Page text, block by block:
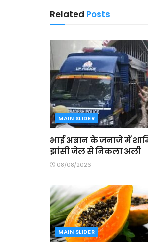
Related Posts
MAIN SLIDER
भाई अबान के जनाजे में
झांसी जेल से निकला अली
08/08/2026
MAIN SLIDER